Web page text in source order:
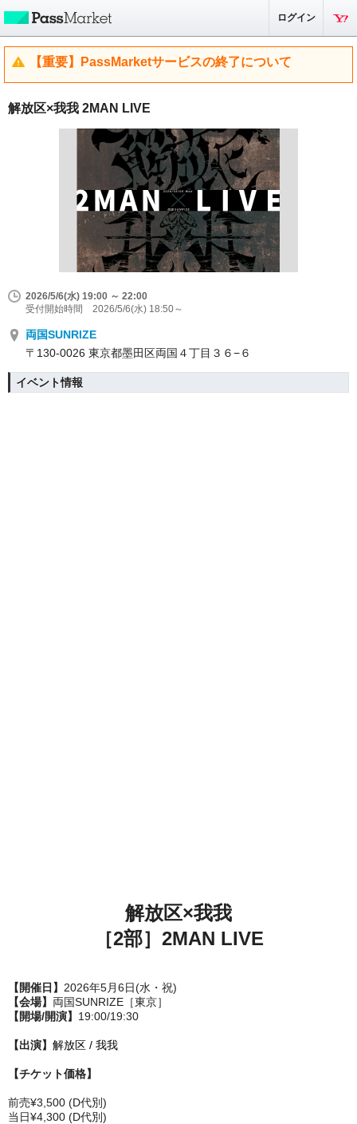
ログイン
【重要】PassMarketサービスの終了について
解放区×我我 2MAN LIVE
2026/5/6(水) 19:00 ～ 22:00
受付開始時間 2026/5/6(水) 18:50～
両国SUNRIZE
〒130-0026 東京都墨田区両国４丁目３６−６
イベント情報
解放区×我我
［2部］ 2MAN LIVE
【開催日】 2026年5月6日(水・祝)
【会場】 両国SUNRIZE［東京］
【開場/開演】 19:00/19:30
【出演】 解放区 / 我我
【チケット価格】
前売¥3,500 (D代別)
当日¥4,300 (D代別)